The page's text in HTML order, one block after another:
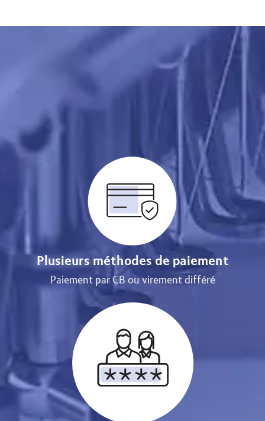
Plusieurs méthodes de paiement
Paiement par CB ou virement différé